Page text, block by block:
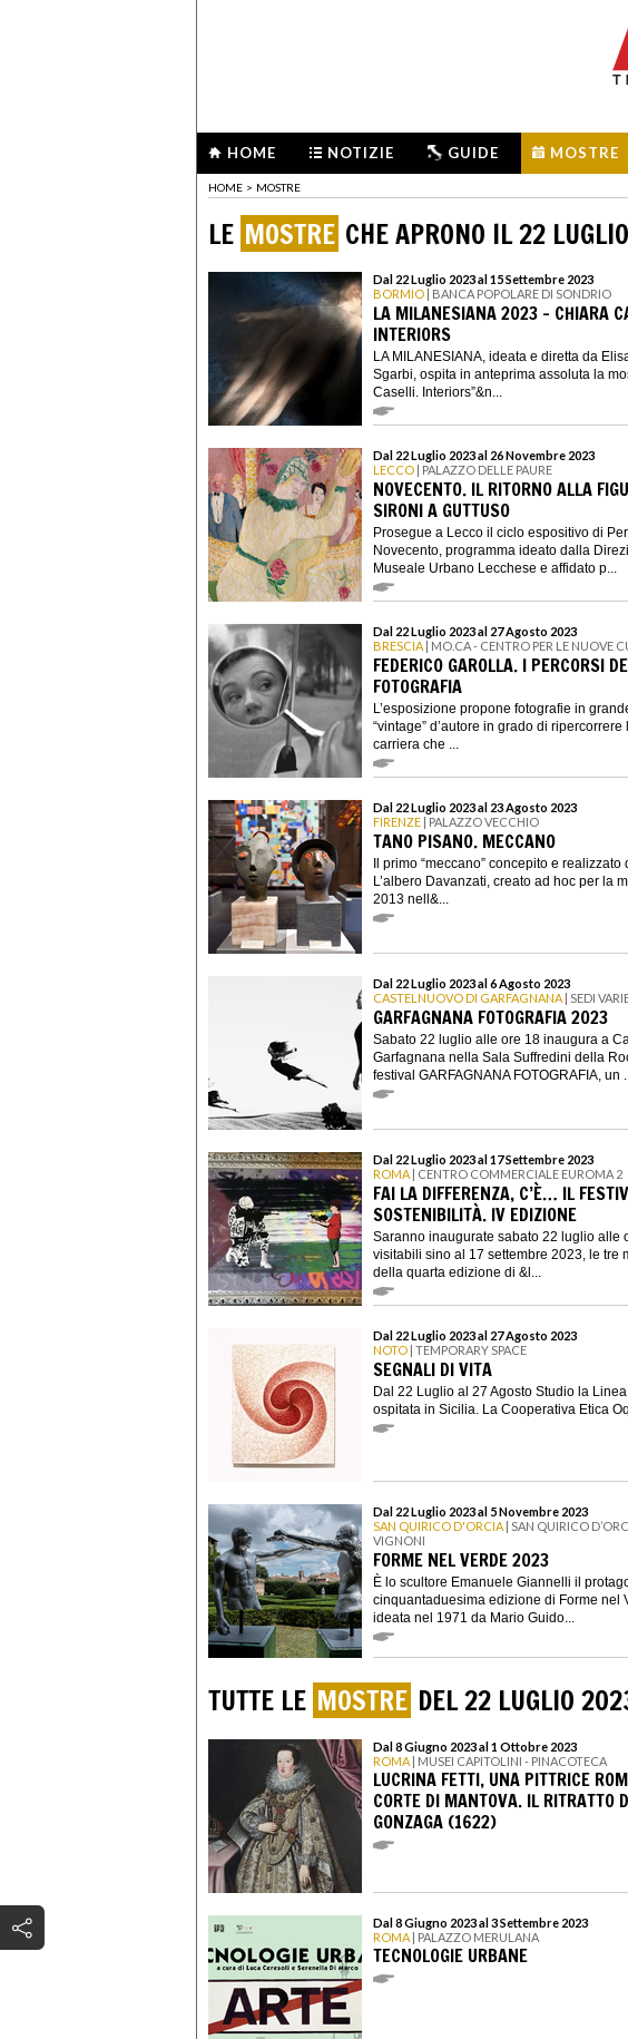
HOME NOTIZIE GUIDE MOSTRE
HOME > MOSTRE
LE MOSTRE CHE APRONO IL 22
Dal 22 Luglio 2023 al 15 Settembre 2023
BORMIO | BANCA POPOLARE DI SONDRIO
LA MILANESIANA 2023 - CHIARA
INTERIORS
LA MILANESIANA, ideata e diretta da
Sgarbi, ospita in anteprima assoluta la
Caselli. Interiors”&n...
Dal 22 Luglio 2023 al 26 Novembre 2023
LECCO | PALAZZO DELLE PAURE
NOVECENTO. IL RITORNO ALLA
SIRONI A GUTTUSO
Prosegue a Lecco il ciclo espositivo di
Novecento, programma ideato dalla
Museale Urbano Lecchese e affidato p...
Dal 22 Luglio 2023 al 27 Agosto 2023
BRESCIA | MO.CA - CENTRO PER LE NUOVE
FEDERICO GAROLLA. I PERCORSI
FOTOGRAFIA
L’esposizione propone fotografie in
“vintage” d’autore in grado di
carriera che ...
Dal 22 Luglio 2023 al 23 Agosto 2023
FIRENZE | PALAZZO VECCHIO
TANO PISANO. MECCANO
Il primo “meccano” concepito e realizzato
L’albero Davanzati, creato ad hoc per la
2013 nell&...
Dal 22 Luglio 2023 al 6 Agosto 2023
CASTELNUOVO DI GARFAGNANA | SEDI
GARFAGNANA FOTOGRAFIA 2023
Sabato 22 luglio alle ore 18 inaugura a
Garfagnana nella Sala Suffredini della
festival GARFAGNANA FOTOGRAFIA, un ...
Dal 22 Luglio 2023 al 17 Settembre 2023
ROMA | CENTRO COMMERCIALE EUROMA 2
FAI LA DIFFERENZA, C’È… IL
SOSTENIBILITÀ. IV EDIZIONE
Saranno inaugurate sabato 22 luglio alle
visitabili sino al 17 settembre 2023, le tre
della quarta edizione di &l...
Dal 22 Luglio 2023 al 27 Agosto 2023
NOTO | TEMPORARY SPACE
SEGNALI DI VITA
Dal 22 Luglio al 27 Agosto Studio la
ospitata in Sicilia. La Cooperativa Etica
Dal 22 Luglio 2023 al 5 Novembre 2023
SAN QUIRICO D'ORCIA | SAN QUIRICO
VIGNONI
FORME NEL VERDE 2023
È lo scultore Emanuele Giannelli il
cinquantaduesima edizione di Forme nel
ideata nel 1971 da Mario Guido...
TUTTE LE MOSTRE DEL 22 LUGLIO
Dal 8 Giugno 2023 al 1 Ottobre 2023
ROMA | MUSEI CAPITOLINI - PINACOTECA
LUCRINA FETTI, UNA PITTRICE
CORTE DI MANTOVA. IL RITRATTO
GONZAGA (1622)
Dal 8 Giugno 2023 al 3 Settembre 2023
ROMA | PALAZZO MERULANA
TECNOLOGIE URBANE